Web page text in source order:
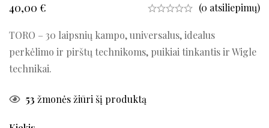
40,00 € (0 atsiliepimų)
TORO – 30 laipsnių kampo, universalus, idealus
perkėlimo ir pirštų technikoms, puikiai tinkantis ir Wigle
technikai.
53 žmonės žiūri šį produktą